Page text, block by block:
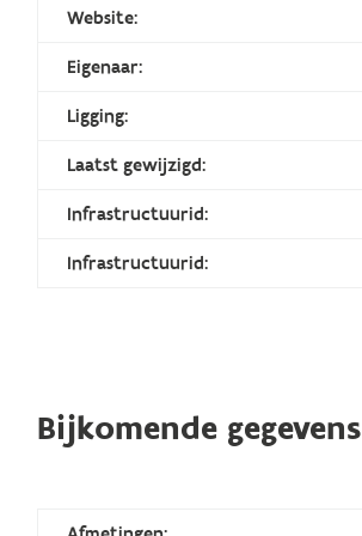
Website:
Eigenaar:
Ligging:
Laatst gewijzigd:
Infrastructuurid:
Infrastructuurid:
Bijkomende gegevens